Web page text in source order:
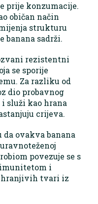
prije konzumacije.
običan način
strukturu
banana sadrži.
rezistentni
se sporije
Za razliku od
dio probavnog
služi kao hrana
crijeva.
ovakva banana
povezuje se s
i
tvari iz